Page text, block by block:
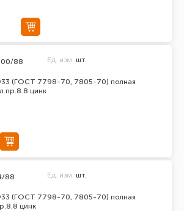
(ГОСТ 7798-70, 7805-70) полная
цинк
88 Ед. изм. шт.
(ГОСТ 7798-70, 7805-70) полная
цинк
88 Ед. изм. шт.